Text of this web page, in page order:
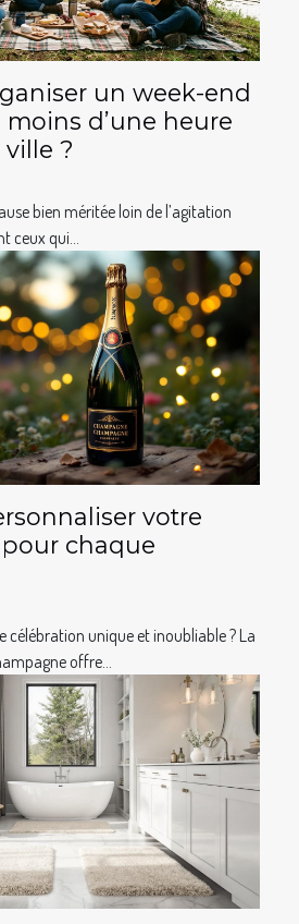
un week-end
d’une heure
?
bien méritée loin de l’agitation
ceux qui...
votre
chaque
célébration unique et inoubliable ? La
offre...